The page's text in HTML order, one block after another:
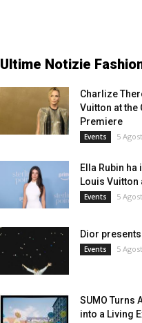
Ultime Notizie
Charlize
Vuitton at the
Premiere
Events 5
Ella Rubin
Louis
Events 5
Dior
Events 5
SUMO Turns
into a Living